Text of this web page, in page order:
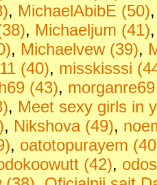
, MichaelAbibE (50)
, Michaeljum (41)
, Michaelvew (39),
(40), misskisssi
(43),
, Mееt sеxy girls in
, Nikshova (49),
, oatotopurayem
(42),